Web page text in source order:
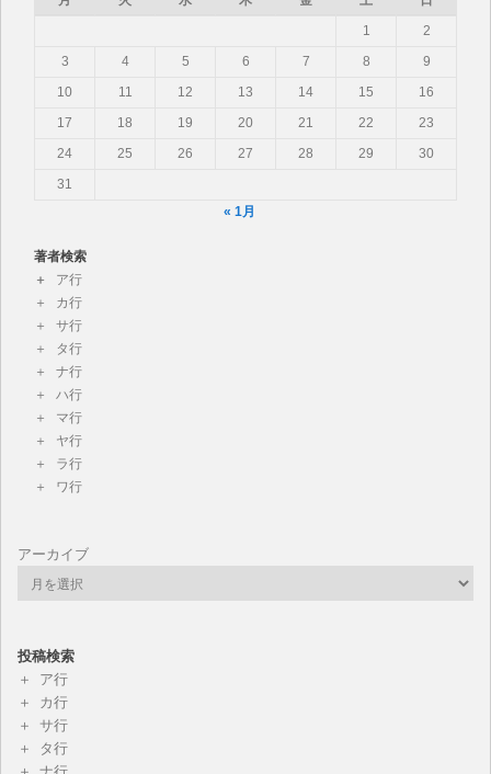
1
2
3
4 5 6 7 8
9
10
11 12 13 14 15
16
17
18 19 20 21 22
23
24
25 26 27 28 29
30
31
« 1月
著者検索
ア行
カ行
サ行
タ行
ナ行
ハ行
マ行
ヤ行
ラ行
ワ行
アーカイブ
投稿検索
ア行
カ行
サ行
タ行